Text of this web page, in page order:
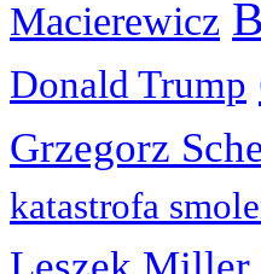
Macierewicz
Donald Trump
Grzegorz
katastrofa